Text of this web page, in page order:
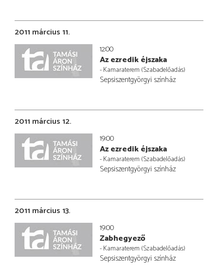
2011 március 11.
12:00
Az ezredik éjszaka
- Kamaraterem (Szabadelőadás)
Sepsiszentgyörgyi színház
2011 március 12.
19:00
Az ezredik éjszaka
- Kamaraterem (Szabadelőadás)
Sepsiszentgyörgyi színház
2011 március 13.
19:00
Zabhegyező
- Kamaraterem (Szabadelőadás)
Sepsiszentgyörgyi színház